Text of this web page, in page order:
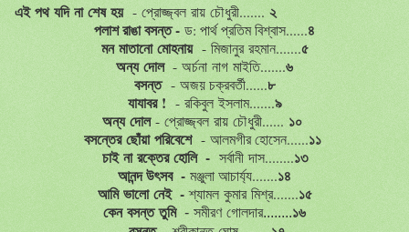
এই পথ যদি না শেষ হয় - প্রোজ্জ্বল রায় চৌধুরী....... ২
পলাশ রাঙা বসন্ত - ড: পার্থ প্রতিম বিশ্বাস......৪
মন মাতানো মোহনায় - মিজানুর রহমান.......৫
অন্য দোল - অর্চনা নাগ মাইতি.......৬
বসন্ত - অজয় চক্রবর্তী......৮
যাযাবর ! - রকিবুল ইসলাম.......৯
অন্য দোল- প্রোজ্জ্বল রায় চৌধুরী...... ১০
বসন্তের ছোঁয়া পরিবেশে - আলমগীর হোসেন......১১
চাই না রক্তের হোলি - সর্বানী দাস........১৩
আনন্দ উৎসব - মঞ্জুলা আচার্য্য.......১৪
আমি ভালো নেই -শ্যামল কুমার মিশ্র.......১৫
কেন বসন্ত তুমি - সমীরণ গোলদার........১৬